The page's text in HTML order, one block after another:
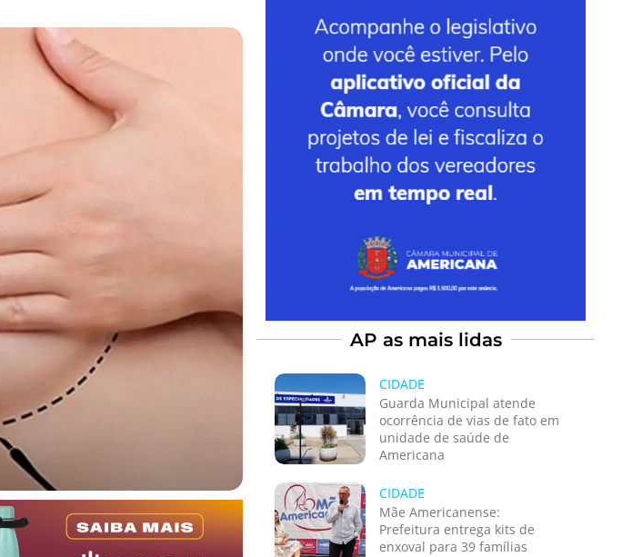
AP as mais lidas
CIDADE
Guarda Municipal atende
ocorrência de vias de fato em
unidade de saúde de
Americana
CIDADE
Mãe Americanense:
Prefeitura entrega kits de
enxoval para 39 famílias